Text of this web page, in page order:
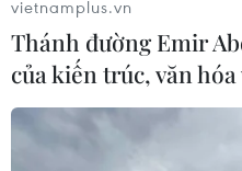
Hàng ngàn người
gì đang xảy ra với
vietnamplus.vn
Thánh đường Emir
của kiến trúc, văn